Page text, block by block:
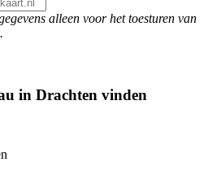
alleen voor het toesturen van
in Drachten vinden